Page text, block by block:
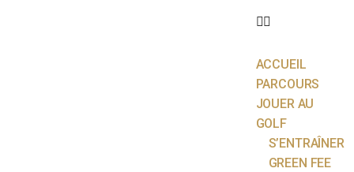
ACCUEIL
PARCOURS
JOUER AU
GOLF
S’ENTRAÎNER
GREEN FEE